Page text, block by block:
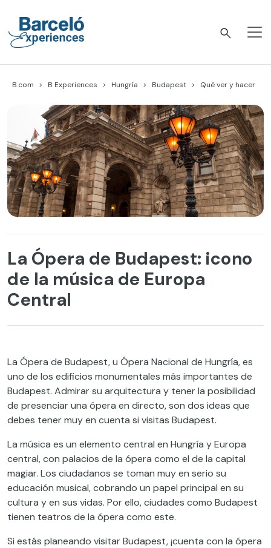
content
B.com B Experiences Hungría Budapest Qué ver y hacer
La Ópera de Budapest: icono
de la música de Europa
Central
La Ópera de Budapest, u Ópera Nacional de Hungría, es
uno de los edificios monumentales más importantes de
Budapest. Admirar su arquitectura y tener la posibilidad
de presenciar una ópera en directo, son dos ideas que
debes tener muy en cuenta si visitas Budapest.
La música es un elemento central en Hungría y Europa
central, con palacios de la ópera como el de la capital
magiar. Los ciudadanos se toman muy en serio su
educación musical, cobrando un papel principal en su
cultura y en sus vidas. Por ello, ciudades como Budapest
tienen teatros de la ópera como este.
Si estás planeando visitar Budapest, ¡cuenta con la ópera